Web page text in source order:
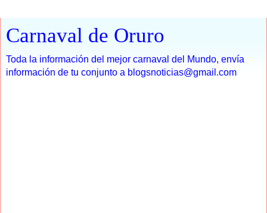
Carnaval de Oruro
Toda la información del mejor carnaval del Mundo, envía
información de tu conjunto a blogsnoticias@gmail.com